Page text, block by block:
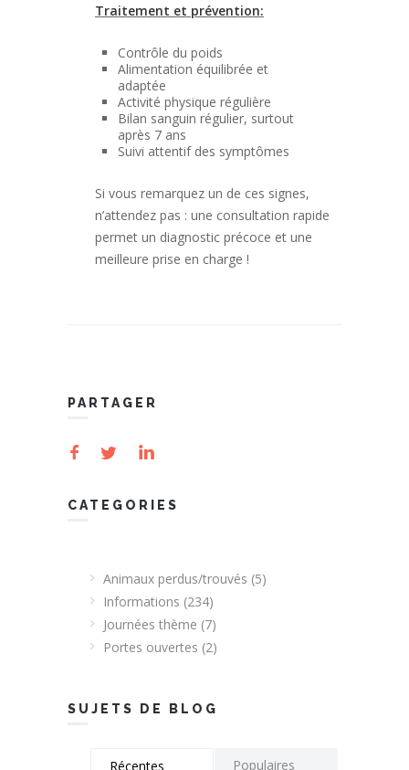
Traitement et prévention:
Contrôle du poids
Alimentation équilibrée et
adaptée
Activité physique régulière
Bilan sanguin régulier, surtout
après 7 ans
Suivi attentif des symptômes
Si vous remarquez un de ces signes,
n’attendez pas : une consultation rapide
permet un diagnostic précoce et une
meilleure prise en charge !
PARTAGER
CATEGORIES
Animaux perdus/trouvés (5)
Informations (234)
Journées thème (7)
Portes ouvertes (2)
SUJETS DE BLOG
Récentes Populaires